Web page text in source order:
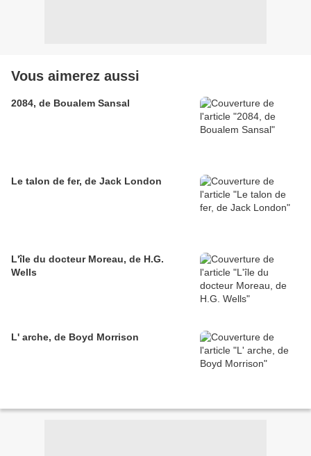
Vous aimerez aussi
2084, de Boualem Sansal
Le talon de fer, de Jack London
L'île du docteur Moreau, de H.G.
Wells
L' arche, de Boyd Morrison